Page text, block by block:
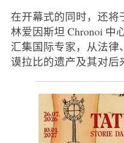
在开幕式的同时，还将
林爱因斯坦 Chronoi 中
汇集国际专家，从法律
谟拉比的遗产及其对后